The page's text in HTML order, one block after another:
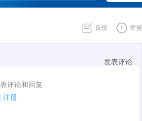
反馈 举报
发表评论:
评论和回复
| 注册